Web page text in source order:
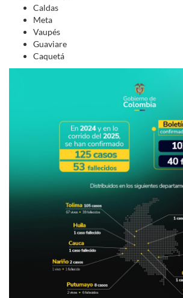
Caldas
Meta
Vaupés
Guaviare
Caquetá